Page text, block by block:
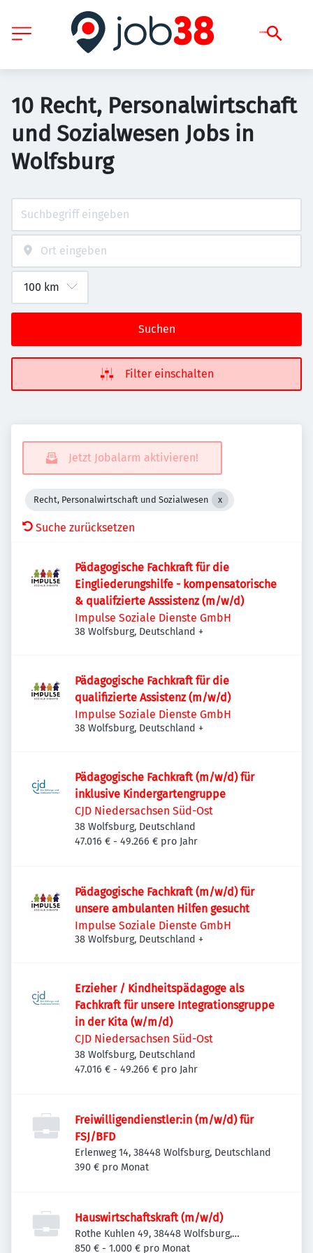
10 Recht, Personalwirtschaft
und Sozialwesen Jobs in
Wolfsburg
Suchen
Filter einschalten
Jetzt Jobalarm aktivieren!
Recht, Personalwirtschaft und Sozialwesen
Suche zurücksetzen
Pädagogische Fachkraft für die
Eingliederungshilfe - kompensatorische
& qualifzierte Asssistenz (m/w/d)
Impulse Soziale Dienste GmbH
38 Wolfsburg, Deutschland +
Pädagogische Fachkraft für die
qualifizierte Assistenz (m/w/d)
Impulse Soziale Dienste GmbH
38 Wolfsburg, Deutschland +
Pädagogische Fachkraft (m/w/d) für
inklusive Kindergartengruppe
CJD Niedersachsen Süd-Ost
38 Wolfsburg, Deutschland
47.016 € - 49.266 € pro Jahr
Pädagogische Fachkraft (m/w/d) für
unsere ambulanten Hilfen gesucht
Impulse Soziale Dienste GmbH
38 Wolfsburg, Deutschland +
Erzieher / Kindheitspädagoge als
Fachkraft für unsere Integrationsgruppe
in der Kita (w/m/d)
CJD Niedersachsen Süd-Ost
38 Wolfsburg, Deutschland
47.016 € - 49.266 € pro Jahr
Freiwilligendienstler:in (m/w/d) für
FSJ/BFD
Erlenweg 14, 38448 Wolfsburg, Deutschland
390 € pro Monat
Hauswirtschaftskraft (m/w/d)
Rothe Kuhlen 49, 38448 Wolfsburg,
Deutschland
850 € - 1.000 € pro Monat